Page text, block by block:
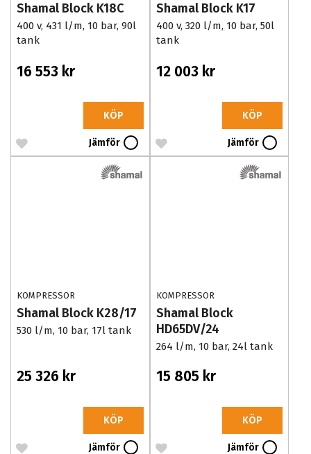
Shamal Block K18C
400 v, 431 l/m, 10 bar, 90l
tank
16 553 kr
KÖP
Jämför
Shamal Block K17
400 v, 320 l/m, 10 bar, 50l
tank
12 003 kr
KÖP
Jämför
KOMPRESSOR
Shamal Block K28/17
530 l/m, 10 bar, 17l tank
25 326 kr
KÖP
Jämför
KOMPRESSOR
Shamal Block
HD65DV/24
264 l/m, 10 bar, 24l tank
15 805 kr
KÖP
Jämför